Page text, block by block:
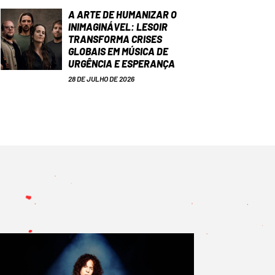
A ARTE DE HUMANIZAR O
INIMAGINÁVEL: LESOIR
TRANSFORMA CRISES
GLOBAIS EM MÚSICA DE
URGÊNCIA E ESPERANÇA
28 DE JULHO DE 2026